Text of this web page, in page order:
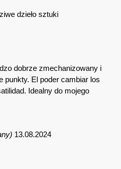
dzieło sztuki
dobrze zmechanizowany i
punkty. El poder cambiar los
Idealny do mojego
13.08.2024